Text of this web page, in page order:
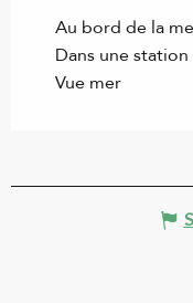
Au bord de la
Dans une
Vue mer